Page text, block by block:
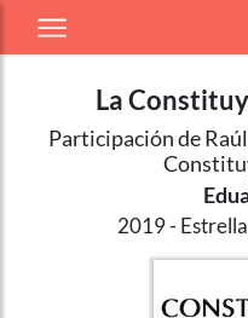
La
Participación de
2019